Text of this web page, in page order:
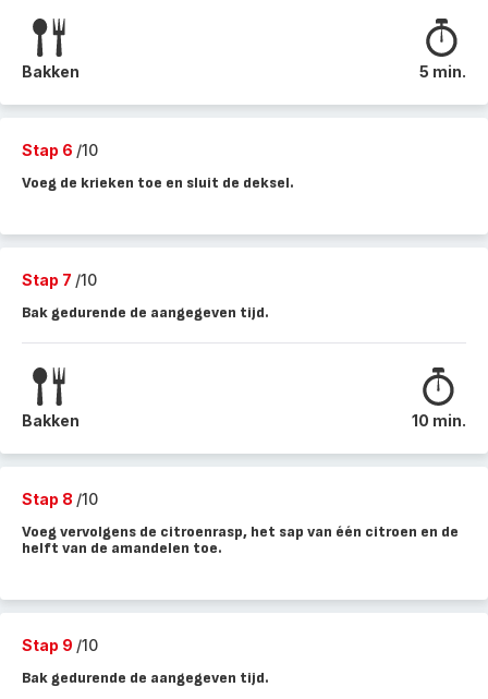
Bakken 5 min.
Stap 6 /10
Voeg de krieken toe en sluit de deksel.
Stap 7 /10
Bak gedurende de aangegeven tijd.
Bakken 10 min.
Stap 8 /10
Voeg vervolgens de citroenrasp, het sap van één citroen en de
helft van de amandelen toe.
Stap 9 /10
Bak gedurende de aangegeven tijd.